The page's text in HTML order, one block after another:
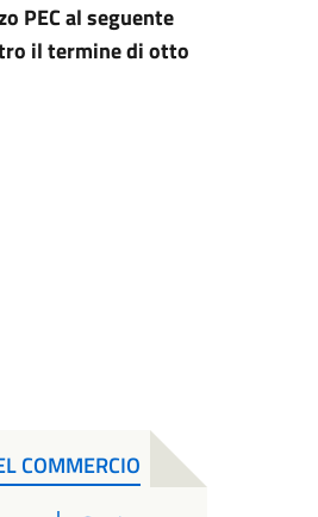
PEC al seguente
il termine di otto
COMMERCIO